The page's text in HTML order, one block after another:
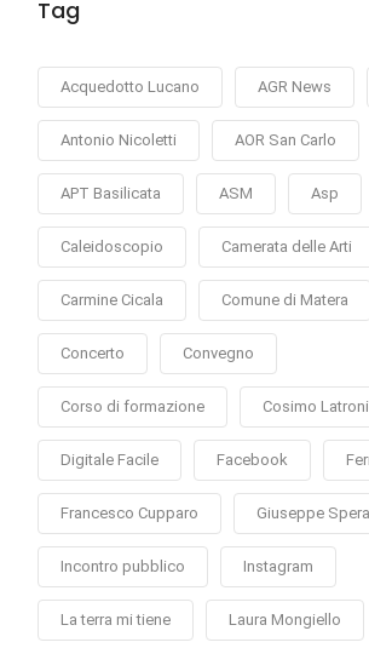
Tag
Acquedotto Lucano AGR News
Antonio Nicoletti AOR San Carlo
APT Basilicata ASM Asp
Caleidoscopio Camerata delle Arti
Carmine Cicala Comune di Matera
Concerto Convegno
Corso di formazione Cosimo
Digitale Facile Facebook
Francesco Cupparo Giuseppe Spera
Incontro pubblico Instagram
La terra mi tiene Laura Mongiello